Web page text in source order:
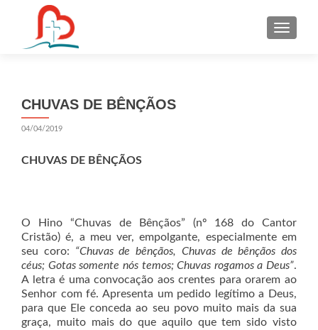
CHUVAS DE BÊNÇÃOS
04/04/2019
CHUVAS DE BÊNÇÃOS
O Hino “Chuvas de Bênçãos” (nº 168 do Cantor
Cristão) é, a meu ver, empolgante, especialmente em
seu coro: “Chuvas de bênçãos, Chuvas de bênçãos dos
céus; Gotas somente nós temos; Chuvas rogamos a Deus”.
A letra é uma convocação aos crentes para orarem ao
Senhor com fé. Apresenta um pedido legítimo a Deus,
para que Ele conceda ao seu povo muito mais da sua
graça, muito mais do que aquilo que tem sido visto